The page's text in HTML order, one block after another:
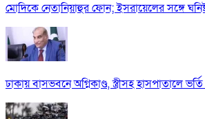
মোদিকে নেতানিয়াহুর ফোন; ইসরায়েলের সঙ্গে
ঢাকায় বাসভবনে অগ্নিকাণ্ড, স্ত্রীসহ হাসপাতালে